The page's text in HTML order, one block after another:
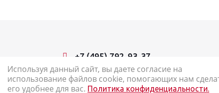
+7 (495) 792-93-37
2026 © Наш Карандаш: интернет-магазин канцелярских товаров
Используя данный сайт, вы даете согласие на
использование файлов cookie, помогающих нам
его удобнее для вас. Политика конфиденциальности.